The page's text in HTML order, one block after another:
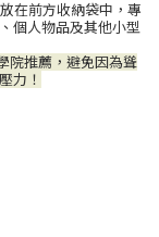
在前方收納袋中，專
個人物品及其他小型
院推薦，避免因為聳
力！